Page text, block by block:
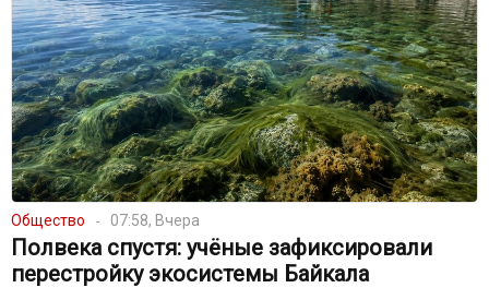
Общество 07:58, Вчера
Полвека спустя: учёные зафиксировали
перестройку экосистемы Байкала